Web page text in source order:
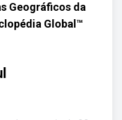
Geográficos da
Global™